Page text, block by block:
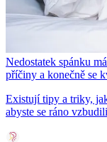
Nedostatek spánku
příčiny a konečně se
Existují tipy a triky,
abyste se ráno